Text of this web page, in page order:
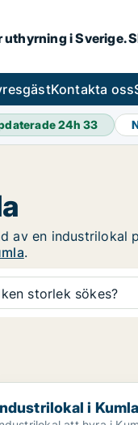
i Sverige.
Kontakta oss
24h33
av en
.
storlek sökes?
i Kumla
i Kumla